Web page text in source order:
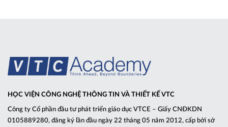
HỌC VIỆN CÔNG NGHỆ THÔNG TIN VÀ THIẾT KẾ VTC
Công ty Cổ phần đầu tư phát triển giáo dục VTCE – Giấy CNĐKDN
0105889280, đăng ký lần đầu ngày 22 tháng 05 năm 2012, cấp bởi sở